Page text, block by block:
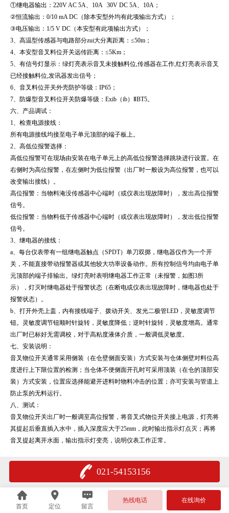
①继电器输出：220V AC 5A、10A 30V DC 5A、10A；
②恒流输出：0/10 mA DC（除本安型外均有此项输出方式）；
③电压输出：1/5 V DC（本安型有此项输出方式）；
3、高温型传感器与电路部分zui大分离距离：≤50m；
4、本安型音叉料位开关远传距离：≤5Km；
5、有信号灯显示：绿灯亮表示音叉未接触料位,传感器在工作,红灯亮表示音叉
已经接触料位,发讯器发出信号；
6、音叉料位开关外壳防护等级：IP65；
7、防爆型音叉料位开关防爆等级：Exib（ib）ⅡBT5。
六、产品调试：
1、检查电源接线：
所有电源接线均接至电子单元顶部的端子板上。
2、高低位报警选择：
高低位报警可在现场由安装在电子单元上的高低位报警选择跳块进行设置。在
右侧时为高位报警，在左侧时为低位报警（出厂时一般设为高位报警，也可以
改变输出接线）。
高位报警：当物料淹没传感器中心端时（或仪表出现故障时），发出高位报警
信号。
低位报警：当物料低于传感器中心端时（或仪表出现故障时），发出低位报警
信号。
3、继电器的接线：
a、每台仪表带有一组继电器触点（SPDT）单刀双掷，继电器仅作为一个开
关，不能直接带动报警器或其他较大功率设备动作。所有控制信号均由电子单
元顶部的端子排输出。绿灯亮时表明继电器工作正常（未报警，如图3所
示），灯灭时继电器处于报警状态（在断电或仪表出现故障时，继电器也处于
报警状态）。
b、打开外壳上盖，内有接线端子、拨动开关、发光二极管LED，灵敏度调节
钮。灵敏度调节钮顺时针旋转，灵敏度降低；逆时针旋转，灵敏度增高。通常
出厂时已标好无需调校，对于高粘度液体介质，一般调低灵敏度。
七、安装说明：
音叉物位开关通常采用侧装（在仓壁侧面安装）方式安装与仓体侧壁对料位高
度进行上下限位置的检测；当仓体不便侧面开孔时可采用顶装（在仓的顶部安
装）方式安装，位置应选择能避开进料时物料冲击的位置；亦可安装与管道上
防止泵的无料运行。
八、测试：
音叉物位开关出厂时一般调至高位报警，将音叉式物位开关接上电源，灯亮将
其提起后垂直插入水中，插入深度应大于25mm，此时输出指示灯点灭；再将
音叉提起离开水面，输出指示灯变亮，说明仪表工作正常。
021-54153156
首页 定位 留言
热线电话 在线询价